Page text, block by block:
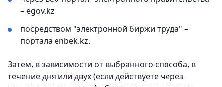
– egov.kz
посредством "электронной биржи труда" –
портала enbek.kz.
Затем, в зависимости от выбранного способа, в
течение дня или двух (если действуете через